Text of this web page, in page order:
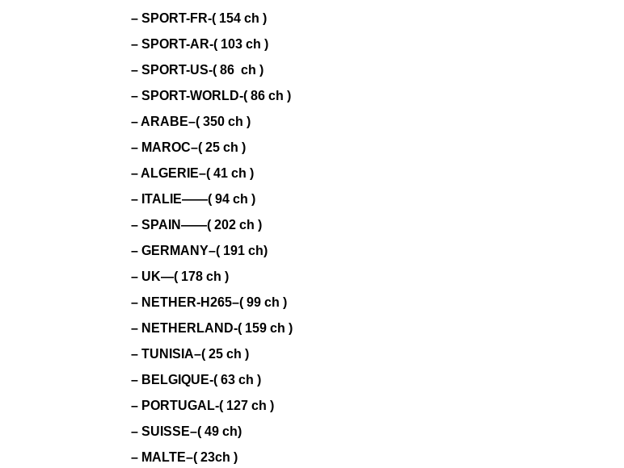
– SPORT-FR-( 154 ch )
– SPORT-AR-( 103 ch )
– SPORT-US-( 86 ch )
– SPORT-WORLD-( 86 ch )
– ARABE–( 350 ch )
– MAROC–( 25 ch )
– ALGERIE–( 41 ch )
– ITALIE——( 94 ch )
– SPAIN——( 202 ch )
– GERMANY–( 191 ch)
– UK—( 178 ch )
– NETHER-H265–( 99 ch )
– NETHERLAND-( 159 ch )
– TUNISIA–( 25 ch )
– BELGIQUE-( 63 ch )
– PORTUGAL-( 127 ch )
– SUISSE–( 49 ch)
– MALTE–( 23ch )